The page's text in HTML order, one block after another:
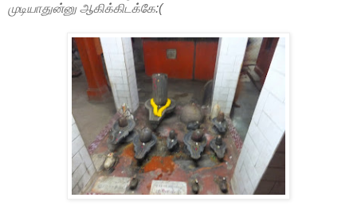
முடியாதுன்னு ஆகிக்கிடக்கே:(